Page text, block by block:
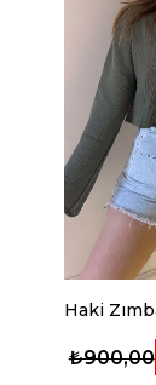
Haki
₺900,00